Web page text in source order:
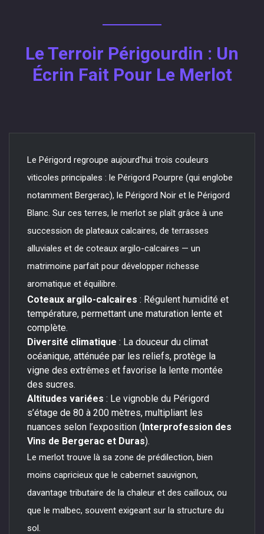
Le Terroir Périgourdin : Un
Écrin Fait Pour Le Merlot
Le Périgord regroupe aujourd’hui trois couleurs
viticoles principales : le Périgord Pourpre (qui englobe
notamment Bergerac), le Périgord Noir et le Périgord
Blanc. Sur ces terres, le merlot se plaît grâce à une
succession de plateaux calcaires, de terrasses
alluviales et de coteaux argilo-calcaires — un
matrimoine parfait pour développer richesse
aromatique et équilibre.
Coteaux argilo-calcaires : Régulent humidité et
température, permettant une maturation lente et
complète.
Diversité climatique : La douceur du climat
océanique, atténuée par les reliefs, protège la
vigne des extrêmes et favorise la lente montée
des sucres.
Altitudes variées : Le vignoble du Périgord
s’étage de 80 à 200 mètres, multipliant les
nuances selon l’exposition (Interprofession des
Vins de Bergerac et Duras).
Le merlot trouve là sa zone de prédilection, bien
moins capricieux que le cabernet sauvignon,
davantage tributaire de la chaleur et des cailloux, ou
que le malbec, souvent exigeant sur la structure du
sol.